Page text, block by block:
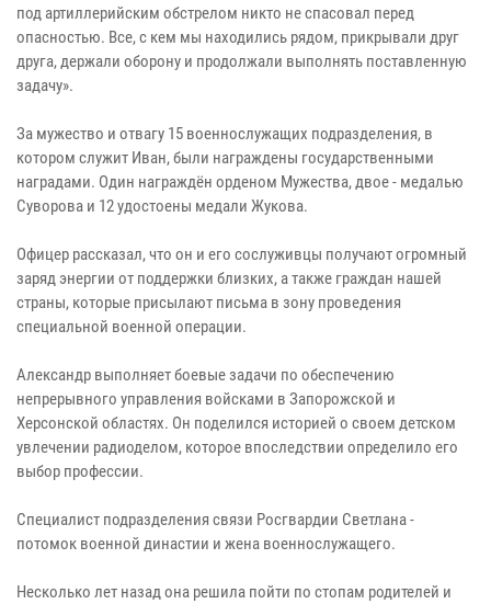
под артиллерийским обстрелом никто не спасовал перед
опасностью. Все, с кем мы находились рядом, прикрывали друг
друга, держали оборону и продолжали выполнять поставленную
задачу».
За мужество и отвагу 15 военнослужащих подразделения, в
котором служит Иван, были награждены государственными
наградами. Один награждён орденом Мужества, двое - медалью
Суворова и 12 удостоены медали Жукова.
Офицер рассказал, что он и его сослуживцы получают огромный
заряд энергии от поддержки близких, а также граждан нашей
страны, которые присылают письма в зону проведения
специальной военной операции.
Александр выполняет боевые задачи по обеспечению
непрерывного управления войсками в Запорожской и
Херсонской областях. Он поделился историей о своем детском
увлечении радиоделом, которое впоследствии определило его
выбор профессии.
Специалист подразделения связи Росгвардии Светлана -
потомок военной династии и жена военнослужащего.
Несколько лет назад она решила пойти по стопам родителей и